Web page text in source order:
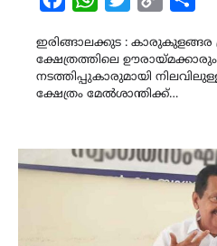
ഇരിങ്ങാലക്കുട : കാരുകുളങ്ങര
ക്ഷേത്രത്തിലെ ഊരായ്മക്കാരും
നടത്തിപ്പുകാരുമായി
ക്ഷേത്രം മേൽശാന്തിക്ക്…